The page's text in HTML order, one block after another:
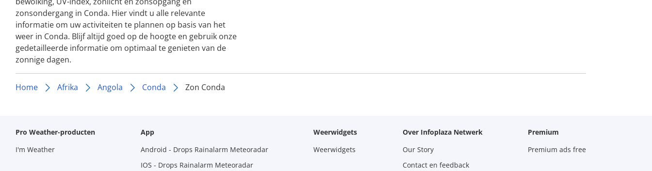
zonsondergang in Conda. Hier vindt u alle relevante
informatie om uw activiteiten te plannen op basis van het
weer in Conda. Blijf altijd goed op de hoogte en gebruik onze
gedetailleerde informatie om optimaal te genieten van de
zonnige dagen.
Home Afrika Angola Conda Zon Conda
Pro Weather-producten
I'm Weather
App
Android - Drops Rainalarm Meteoradar
IOS - Drops Rainalarm Meteoradar
Weerwidgets
Weerwidgets
Over Infoplaza Netwerk
Our Story
Contact en feedback
Premium
Premium ads free